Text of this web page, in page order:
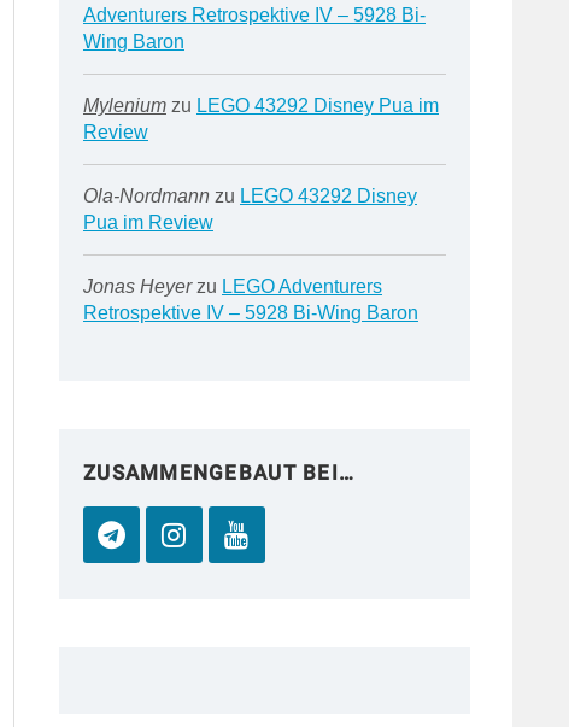
Adventurers Retrospektive IV – 5928 Bi-
Wing Baron
Myleniumzu LEGO 43292 Disney Pua im
Review
Ola-Nordmannzu LEGO 43292 Disney
Pua im Review
Jonas Heyerzu LEGO Adventurers
Retrospektive IV – 5928 Bi-Wing Baron
ZUSAMMENGEBAUT BEI…